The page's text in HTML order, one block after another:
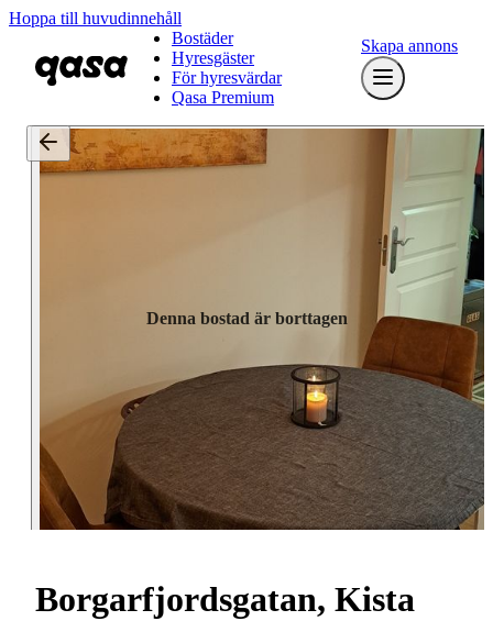
Hoppa till huvudinnehåll
Bostäder
Hyresgäster
För hyresvärdar
Qasa Premium
Skapa annons
Denna bostad är borttagen
Borgarfjordsgatan, Kista